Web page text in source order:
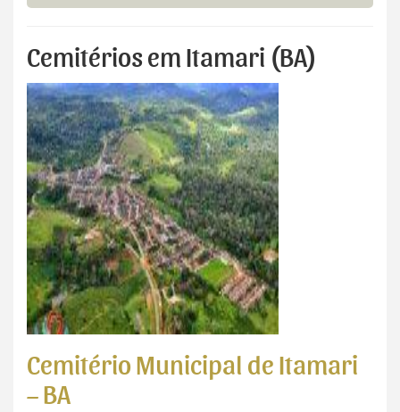
Cemitérios em Itamari (BA)
Cemitério Municipal de Itamari
– BA